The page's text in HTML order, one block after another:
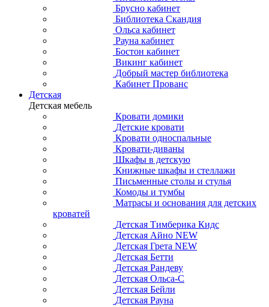
Брусно кабинет
Библиотека Скандия
Ольса кабинет
Рауна кабинет
Бостон кабинет
Викинг кабинет
Добрый мастер библиотека
Кабинет Прованс
Детская
Детская мебель
Кровати домики
Детские кровати
Кровати односпальные
Кровати-диваны
Шкафы в детскую
Книжные шкафы и стеллажи
Письменные столы и стулья
Комоды и тумбы
Матрасы и основания для детских
кроватей
Детская Тимберика Кидс
Детская Айно NEW
Детская Грета NEW
Детская Бетти
Детская Рандеву
Детская Ольса-С
Детская Бейли
Детская Рауна